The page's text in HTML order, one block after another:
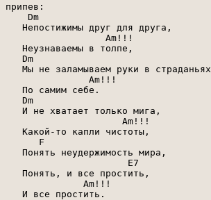
припев:
    Dm
   Непостижимы друг для друга,
                  Am!!!
   Неузнаваемы в толпе,
   Dm
   Мы не заламываем руки в страданьях
               Am!!!
   По самим себе.
   Dm
   И не хватает только мига,
                     Am!!!
   Какой-то капли чистоты,
      F
   Понять неудержимость мира,
                      E7
   Понять, и все простить,
              Am!!!
   И все простить.